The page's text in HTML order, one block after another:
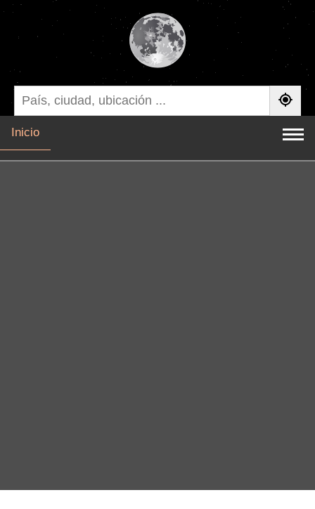
Inicio